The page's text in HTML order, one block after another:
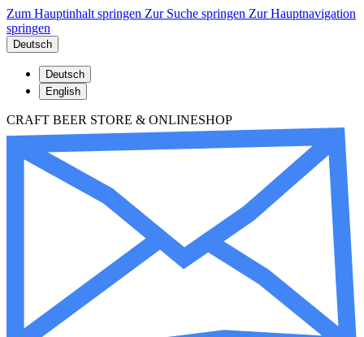
Zum Hauptinhalt springen Zur Suche springen Zur Hauptnavigation
springen
Deutsch
Deutsch
English
CRAFT BEER STORE & ONLINESHOP